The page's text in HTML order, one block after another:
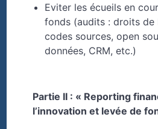
Eviter les écueils en
fonds (audits : droits de
codes sources, open
données, CRM, etc.)
Partie II : « Reporting
l’innovation et levée de